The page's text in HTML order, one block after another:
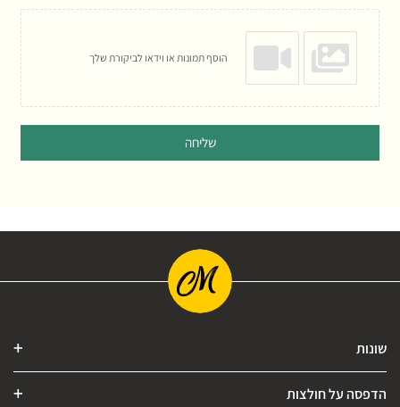
הוסף תמונות או וידאו לביקורת שלך
שליחה
שונות
הדפסה על חולצות